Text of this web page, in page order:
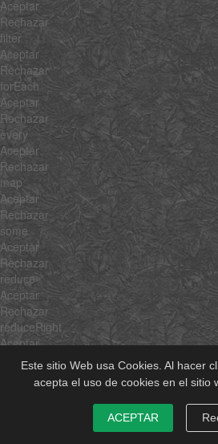
Este sitio Web usa Cookies. Al hacer
acepta el uso de cookies en el sitio
ACEPTAR
Aceptar
Rechazar
filter
Aceptar
Rechazar
forEach
Aceptar
Rechazar
every
Aceptar
Rechazar
map
Aceptar
Rechazar
some
Aceptar
Rechazar
reduce
Aceptar
Rechazar
reduceRight
Aceptar
Rechazar
forEachMethod
Aceptar